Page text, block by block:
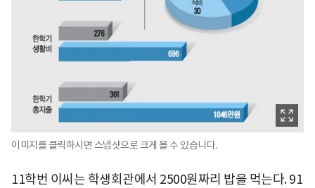
이미지를 클릭하시면 스냅샷으로 크게 볼 수 있습니다.
11학번 이씨는 학생회관에서 2500원짜리 밥을 먹는다. 91